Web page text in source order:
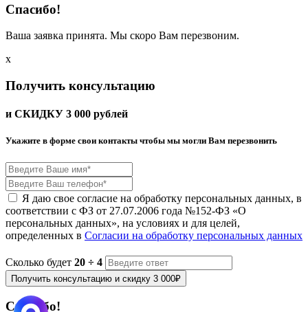
Спасибо!
Ваша заявка принята. Мы скоро Вам перезвоним.
x
Получить консультацию
и СКИДКУ 3 000 рублей
Укажите в форме свои контакты чтобы мы могли Вам перезвонить
Я даю свое согласие на обработку персональных данных, в
соответствии с ФЗ от 27.07.2006 года №152-ФЗ «О
персональных данных», на условиях и для целей,
определенных в Согласии на обработку персональных данных
Сколько будет 20 ÷ 4
Получить консультацию и скидку 3 000₽
Спасибо!